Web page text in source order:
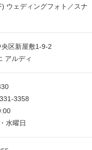
ウェディングフォト／スナ
区新屋敷1-9-2
アルディ
3358
水曜日